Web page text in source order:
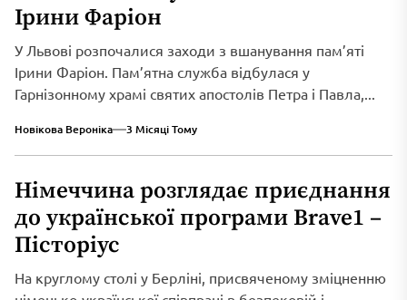
Ірини Фаріон
У Львові розпочалися заходи з вшанування пам’яті
Ірини Фаріон. Пам’ятна служба відбулася у
Гарнізонному храмі святих апостолів Петра і Павла,...
Новікова Вероніка 3 Місяці Тому
Німеччина розглядає приєднання
до української програми Brave1 –
Пісторіус
На круглому столі у Берліні, присвяченому зміцненню